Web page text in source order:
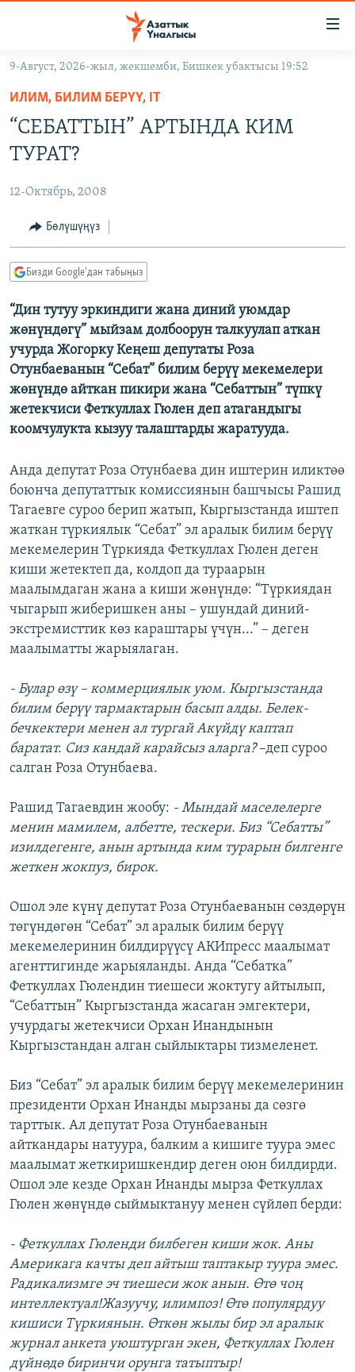
Навигацияга
өтүңүз
Издөөгө
салыңыз
КЫРГЫЗСТАН
ЭКОНОМИКА
МАДАНИЯТ
БОРБОР АЗИЯ
АТАЙЫН ИЛИКТӨӨ
ТВ ПРОГРАММАЛАР
ЭКСПЕРТТЕР ТАЛДАЙТ
БИЗ ЖАНА ДҮЙНӨ
ДАНИСТЕ
ЭЖЕ-СИҢДИЛЕР
АЗАТТЫК+
ЫҢГАЙСЫЗ СУРООЛОР
ӨЗГӨЧӨ ПИКИР
Русский
ОНЛАЙН ШЕРИНЕ
ЭЕ/АРнун бардык сайттары
9-Август, 2026-жыл, жекшемби, Бишкек убактысы 19:52
ИЛИМ, БИЛИМ БЕРҮҮ, IT
“СЕБАТТЫН” АРТЫНДА КИМ
ТУРАТ?
12-Октябрь, 2008
Бөлүшүңүз
Бизди Google'дан табыңыз
“Дин тутуу эркиндиги жана диний уюмдар
жөнүндөгү” мыйзам долбоорун талкуулап аткан
учурда Жогорку Кеңеш депутаты Роза
Отунбаеванын “Себат” билим берүү мекемелери
жөнүндө айткан пикири жана “Себаттын” түпкү
жетекчиси Феткуллах Гюлен деп атагандыгы
коомчулукта кызуу талаштарды жаратууда.
Анда депутат Роза Отунбаева дин иштерин иликтөө
боюнча депутаттык комиссиянын башчысы Рашид
Тагаевге суроо берип жатып, Кыргызстанда иштеп
жаткан түркиялык “Себат” эл аралык билим берүү
мекемелерин Түркияда Феткуллах Гюлен деген
киши жетектеп да, колдоп да тураарын
маалымдаган жана а киши жөнүндө: “Түркиядан
чыгарып жиберишкен аны – ушундай диний-
экстремисттик көз караштары үчүн...” – деген
маалыматты жарыялаган.
- Булар өзү – коммерциялык уюм. Кыргызстанда
билим берүү тармактарын басып алды. Белек-
бечкектери менен ал тургай Акүйдү каптап
баратат. Сиз кандай карайсыз аларга?–деп суроо
салган Роза Отунбаева.
Рашид Тагаевдин жообу: - Мындай маселелерге
менин мамилем, албетте, тескери. Биз “Себатты”
изилдегенге, анын артында ким турарын билгенге
жеткен жокпуз, бирок.
Ошол эле күнү депутат Роза Отунбаеванын сөздөрүн
төгүндөгөн “Себат” эл аралык билим берүү
мекемелеринин билдирүүсү АКИпресс маалымат
агенттигинде жарыяланды. Анда “Себатка”
Феткуллах Гюлендин тиешеси жоктугу айтылып,
“Себаттын” Кыргызстанда жасаган эмгектери,
учурдагы жетекчиси Орхан Инандынын
Кыргызстандан алган сыйлыктары тизмеленет.
Биз “Себат” эл аралык билим берүү мекемелеринин
президенти Орхан Инанды мырзаны да сөзгө
тарттык. Ал депутат Роза Отунбаеванын
айткандары натуура, балким а кишиге туура эмес
маалымат жеткиришкендир деген оюн билдирди.
Ошол эле кезде Орхан Инанды мырза Феткуллах
Гюлен жөнүндө сыймыктануу менен сүйлөп берди:
- Феткуллах Гюленди билбеген киши жок. Аны
Америкага качты деп айтыш таптакыр туура эмес.
Радикализмге эч тиешеси жок анын. Өтө чоң
интеллектуал!Жазуучу, илимпоз! Өтө популярдуу
кишиси Түркиянын. Өткөн жылы бир эл аралык
журнал анкета уюштурган экен, Феткуллах Гюлен
дүйнөдө биринчи орунга татыптыр!